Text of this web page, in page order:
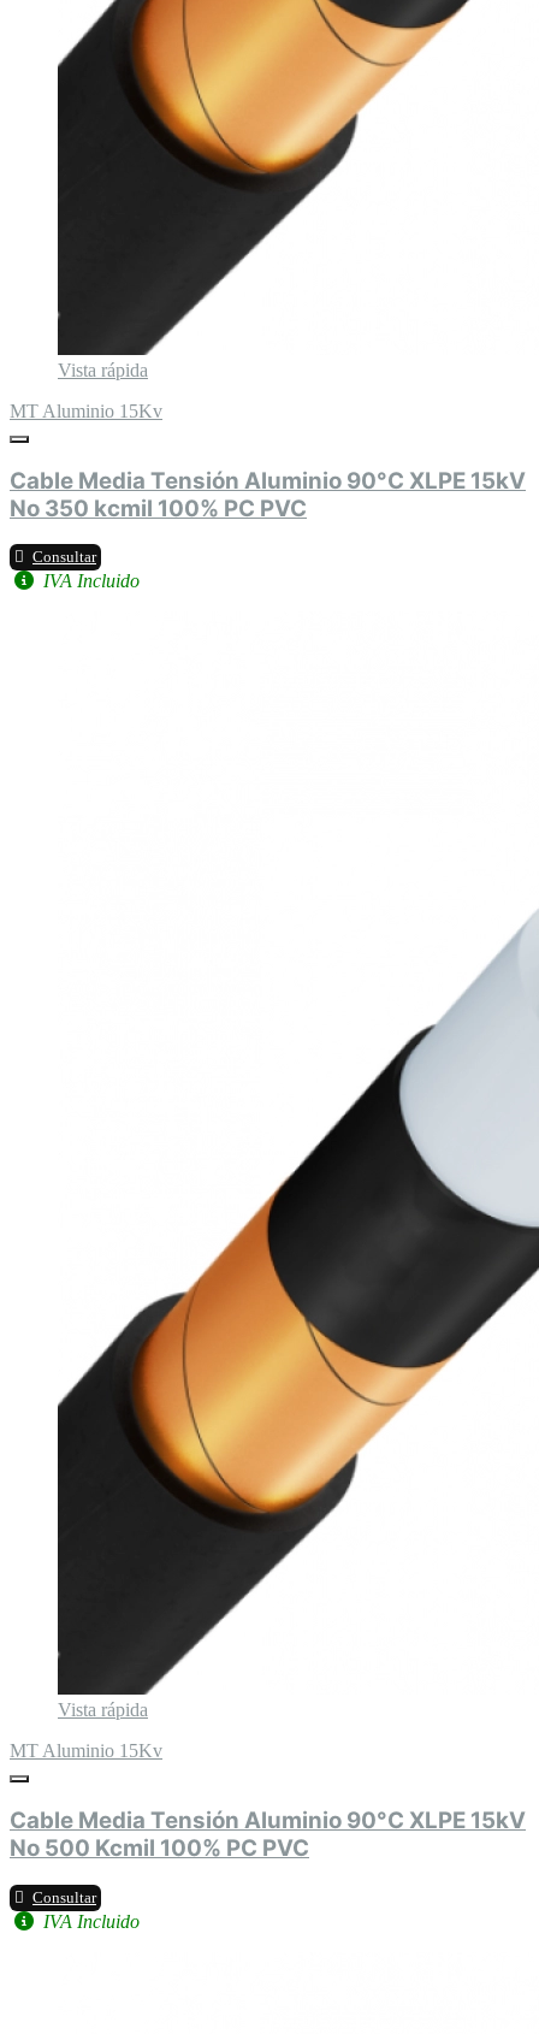
Vista rápida
MT Aluminio 15Kv
Cable Media Tensión Aluminio 90°C XLPE 15kV
No 350 kcmil 100% PC PVC
Consultar
IVA Incluido
Vista rápida
MT Aluminio 15Kv
Cable Media Tensión Aluminio 90°C XLPE 15kV
No 500 Kcmil 100% PC PVC
Consultar
IVA Incluido